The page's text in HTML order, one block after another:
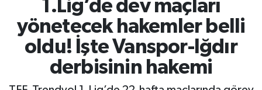
1.Lig’de dev maçları
yönetecek hakemler belli
oldu! İşte Vanspor-Iğdır
derbisinin hakemi
Tüm Manşetler
Son Dakika Haberleri
Haber Arşivi